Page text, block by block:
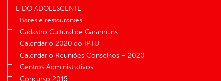
E DO ADOLESCENTE
Bares e restaurantes
Cadastro Cultural de Garanhuns
Calendário 2020 do IPTU
Calendário Reuniões Conselhos – 2020
Centros Administrativos
Concurso 2015